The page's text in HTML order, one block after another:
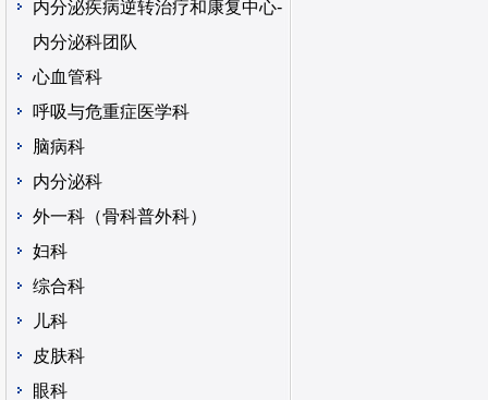
内分泌疾病逆转治疗和康复中心-
内分泌科团队
心血管科
呼吸与危重症医学科
脑病科
内分泌科
外一科（骨科普外科）
妇科
综合科
儿科
皮肤科
眼科